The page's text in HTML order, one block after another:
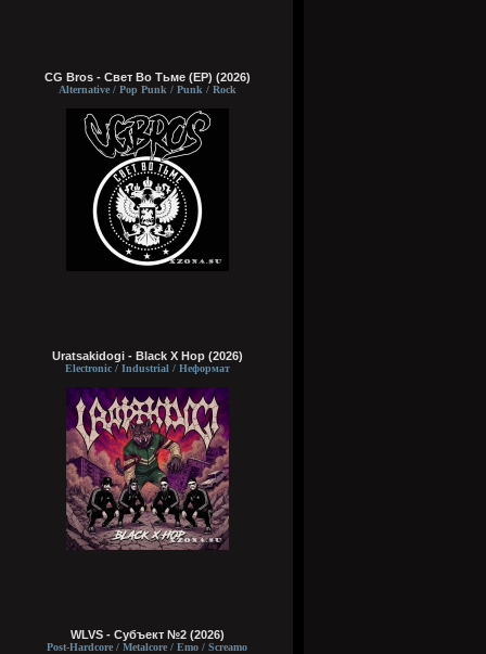
CG Bros - Свет Во Тьме (EP) (2026)
Alternative / Pop Punk / Punk / Rock
Uratsakidogi - Black X Hop (2026)
Electronic / Industrial / Неформат
WLVS - Субъект №2 (2026)
Post-Hardcore / Metalcore / Emo / Screamo